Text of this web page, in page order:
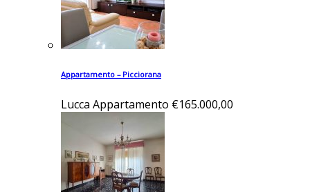
Appartamento – Picciorana
Lucca Appartamento €165.000,00